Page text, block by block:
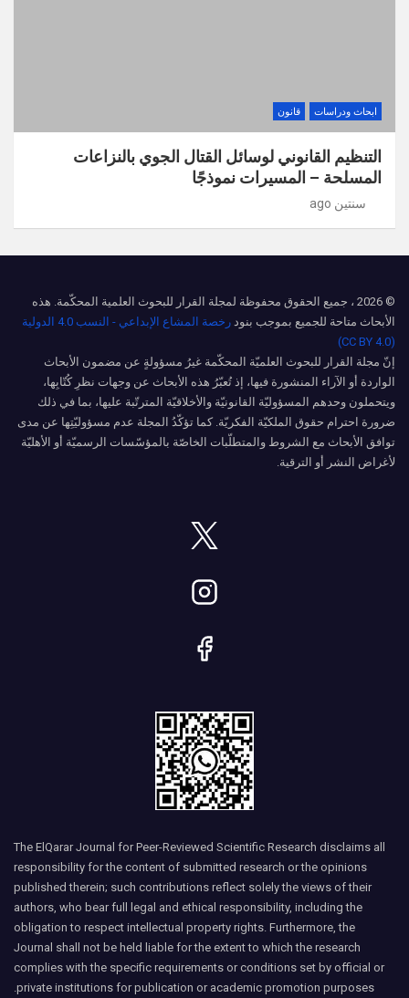
ابحاث ودراسات قانون
التنظيم القانوني لوسائل القتال الجوي بالنزاعات
المسلحة – المسيرات نموذجًا
سنتين ago
© 2026 ، جميع الحقوق محفوظة لمجلة القرار للبحوث العلمية المحكّمة. هذه
الأبحاث متاحة للجميع بموجب بنود
رخصة المشاع الإبداعي - النسب 4.0 الدولية
(CC BY 4.0)
إنّ مجلة القرار للبحوث العلميّة المحكّمة غيرُ مسؤولةٍ عن مضمون الأبحاث
الواردة أو الآراء المنشورة فيها، إذ تُعبّرُ هذه الأبحاث عن وجهات نظرِ كُتّابِها،
ويتحملون وحدهم المسؤوليّة القانونيّة والأخلاقيّة المترتّبة عليها، بما في ذلك
ضرورة احترام حقوق الملكيّة الفكريّة. كما تؤكّدُ المجلة عدم مسؤوليّتِها عن مدى
توافق الأبحاث مع الشروط والمتطلّبات الخاصّة بالمؤسّسات الرسميّة أو الأهليّة
لأغراض النشر أو الترقية.
The ElQarar Journal for Peer-Reviewed Scientific Research disclaims all
responsibility for the content of submitted research or the opinions
published therein; such contributions reflect solely the views of their
authors, who bear full legal and ethical responsibility, including the
obligation to respect intellectual property rights. Furthermore, the
Journal shall not be held liable for the extent to which the research
complies with the specific requirements or conditions set by official or
private institutions for publication or academic promotion purposes.